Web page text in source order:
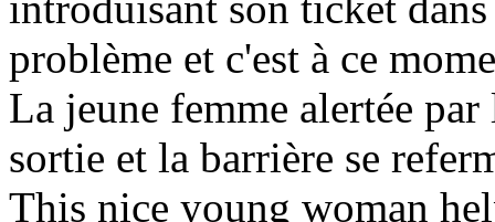
problème et c'est à ce
La jeune femme alertée
sortie et la barrière se
This nice young woman